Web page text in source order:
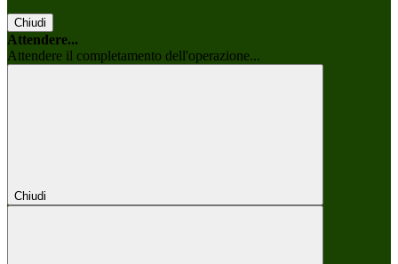
Chiudi
Attendere...
Attendere il completamento dell'operazione...
Chiudi